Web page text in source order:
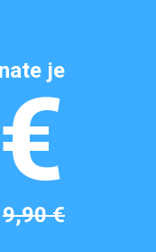
je
9,90 €